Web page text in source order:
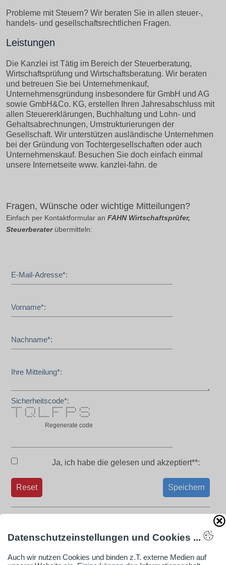
Probleme mit Steuern? Wir beraten Sie in allen steuer-,
handels- und gesellschaftsrechtlichen Fragen.
Leistungen
Die Kanzlei ist Tätig im Bereich der Steuerberatung,
Wirtschaftsprüfung und Wirtschaftsberatung. Wir beraten
und betreuen Sie bei Unternehmenkauf,
Unternehmensgründung insbesondere für GmbH und AG
sowie GmbH&Co. KG, erstellen Ihren Jahresabschluss mit
allen Steuererklärungen, Buchhaltung und Lohn- und
Gehaltsabrechnungen, Umstrukturierungen der
Gesellschaft. Wir unterstützen ausländische Unternehmen
bei der Gründung von Tochtergesellschaften oder auch
Unternehmenskauf. Besuchen Sie doch einfach einmal
unsere Internetseite www. kanzlei-fahn. de
Fragen, Wünsche oder wichtige Mitteilungen?
Einfach per Kontaktformular an FAHN Wirtschaftsprüfer,
Steuerberaterübermitteln:
E-Mail-Adresse*:
Vorname*:
Nachname*:
Ihre Mitteilung*:
Sicherheitscode*:
******* ***** * ******* ****** *****
* * * * * * * * *
* * * * * * * *
* * * * **** ****** *****
* * * * * * * *
* * * * * * * *
* **** * ******* * * *****
Regenerate code
Ja, ich habe die gelesen und akzeptiert**:
Speichern
Reset
Aufgrund der gewählten Cookie-Einstellung kann
nicht gezeigt werden.
Datenschutzeinstellungen und Cookies ...
Auch wir nutzen Cookies und binden z.T. externe Medien auf